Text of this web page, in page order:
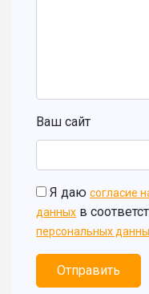
Ваш сайт
Я даю согласие
данных в
персональных
Отправить